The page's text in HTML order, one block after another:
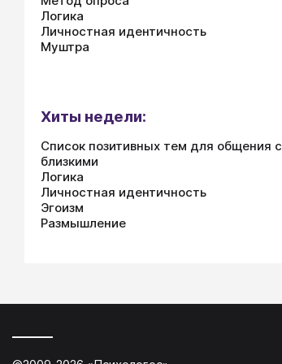
Логика
Личностная идентичность
Муштра
Хиты недели:
Список позитивных тем для общения с
близкими
Логика
Личностная идентичность
Эгоизм
Размышление